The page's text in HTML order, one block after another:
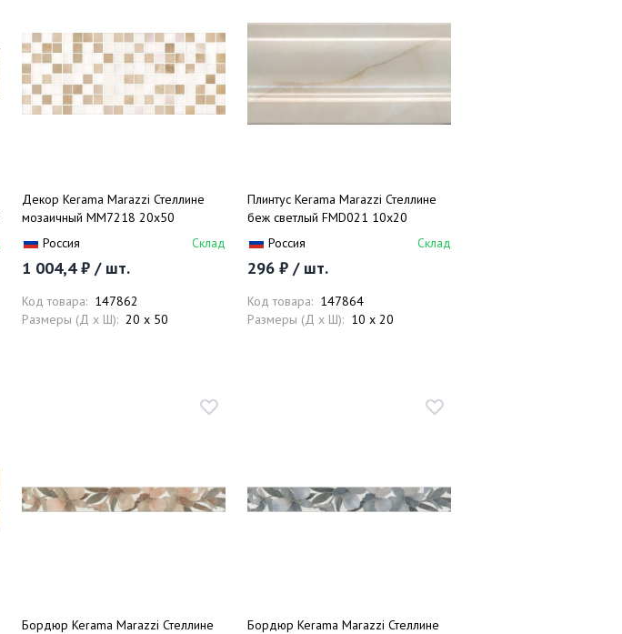
Декор Kerama Marazzi Стеллине
мозаичный MM7218 20х50
Россия
Склад
1 004,4 ₽ / шт.
Код товара: 147862
Размеры (Д x Ш): 20 x 50
Плинтус Kerama Marazzi Стеллине
беж светлый FMD021 10х20
Россия
Склад
296 ₽ / шт.
Код товара: 147864
Размеры (Д x Ш): 10 x 20
Бордюр Kerama Marazzi Стеллине
Бордюр Kerama Marazzi Стеллине